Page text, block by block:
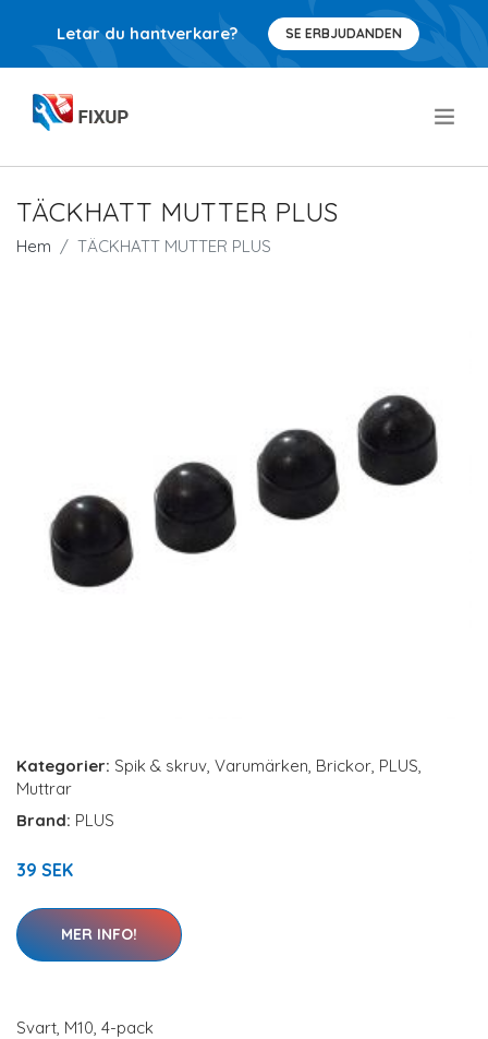
Letar du hantverkare? SE ERBJUDANDEN
TÄCKHATT MUTTER PLUS
Hem TÄCKHATT MUTTER PLUS
Kategorier: Spik & skruv, Varumärken, Brickor, PLUS,
Muttrar
Brand: PLUS
39 SEK
MER INFO!
Svart, M10, 4-pack